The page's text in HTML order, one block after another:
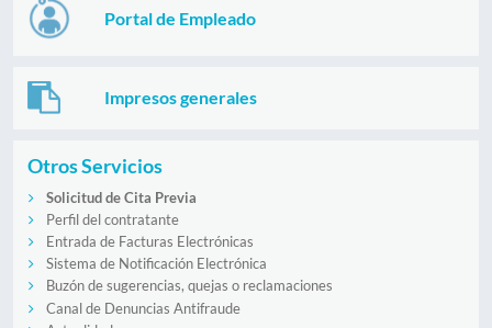
Portal de Empleado
Impresos generales
Otros Servicios
Solicitud de Cita Previa
Perfil del contratante
Entrada de Facturas Electrónicas
Sistema de Notificación Electrónica
Buzón de sugerencias, quejas o reclamaciones
Canal de Denuncias Antifraude